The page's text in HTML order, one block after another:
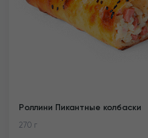
Роллини Пикантные колбаски
270 г